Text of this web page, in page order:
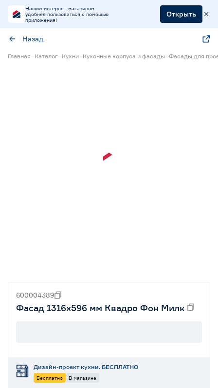
Нашим интернет-магазином
удобнее пользоваться с помощью
приложения!
Открыть
Назад
Главная Каталог Кухни Кухонные корпуса и фасады Фасады для
600004389
Фасад 1316х596 мм Квадро Фон Милк
Дизайн-проект кухни. БЕСПЛАТНО
Бесплатно В магазине